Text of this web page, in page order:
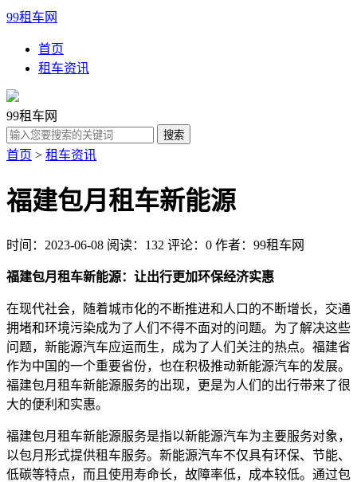
99租车网
首页
租车资讯
99租车网
首页 > 租车资讯
福建包月租车新能源
时间：2023-06-08 阅读：132 评论：0 作者：99租车网
福建包月租车新能源：让出行更加环保经济实惠
在现代社会，随着城市化的不断推进和人口的不断增长，交通
拥堵和环境污染成为了人们不得不面对的问题。为了解决这些
问题，新能源汽车应运而生，成为了人们关注的热点。福建省
作为中国的一个重要省份，也在积极推动新能源汽车的发展。
福建包月租车新能源服务的出现，更是为人们的出行带来了很
大的便利和实惠。
福建包月租车新能源服务是指以新能源汽车为主要服务对象，
以包月形式提供租车服务。新能源汽车不仅具有环保、节能、
低碳等特点，而且使用寿命长，故障率低，成本较低。通过包